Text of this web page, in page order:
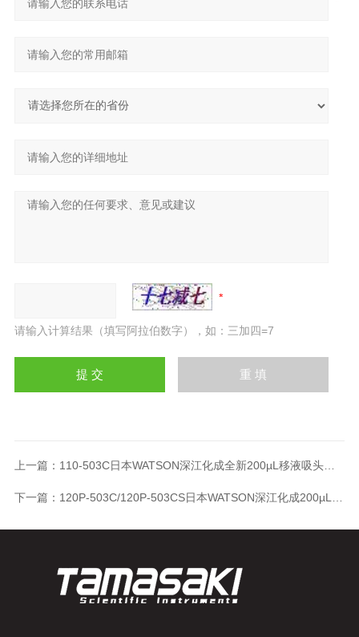
请输入计算结果（填写阿拉伯数字），如：三加四=7
上一篇： 110-503C日本WATSON深江化成全新200µL移液吸头散装
下一篇： 120P-503C/120P-503CS日本WATSON深江化成200µLPP移液吸头盒装